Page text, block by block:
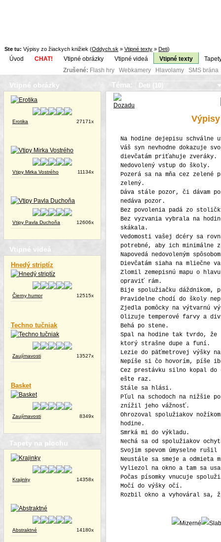
Ste tu: Výpisy zo žiackych knižiek (Oddych.sk » Vtipné texty » Deti)
Úvod CHAT! Vtipné obrázky Vtipné videá Vtipné texty
Zrušené: Flash hry Webkamery Hlavolamy SMS
Vtipné obrázky
Erotika 27171x
Vtipy Mirka Vostrého 11134x
Vtipy Pavla Duchoňa 12606x
Vtipné videá
Hnedý striptíz
Čierny humor 12515x
Techno tučniak
Zaujímavosti 13527x
Basket
Zaujímavosti 8349x
Tapety na plochu
Krajinky 14358x
Abstraktné 14180x
Téma:
Na hodine dejepisu schválne
Váš syn nevhodne dokazuje
dievčatám priťahuje zveráky.
Nedovolený vstup do školy.
Pozerá sa na mňa cez
zelený.
Dáva stále pozor, či dávam
nedáva pozor.
Bez povolenia padá zo
Bez vyzvania vybrala na
skákala.
Vedomosti vašej dcéry sa
potrebné, aby ich minimálne
Napovedá nedovoleným
Dievčatám siaha na mliečne
Zlomil zemepisnú mapu o
opraviť rám.
Bije spolužiačku dáždnikom,
Pravidelne chodí do školy
Zjedla pomôcky na výtvarnú
Olizuje temperové farvy a
Behá po stene.
Spal na hodine tak tvrdo,
ktorý strašne dupe a funí.
Lezie do päťmetrovej výšky
Nepíše si čo hovorím, píše
Cez prestávku silno kopal
ešte raz.
Stále sa hlási.
Pľul na schodoch na nižšie
znížil jeho vážnosť.
Ohrozoval spolužiakov
hodine.
Smrká mi do výkladu.
Nechá sa od spolužiakov
Svojim spevom úmyselne rušil
Neustále sa smeje a odmieta
Vyliezol na okno a tam sa
Počas písomky vnucuje
Močí do výšky očí.
Rozbil okno a vyhováral sa,